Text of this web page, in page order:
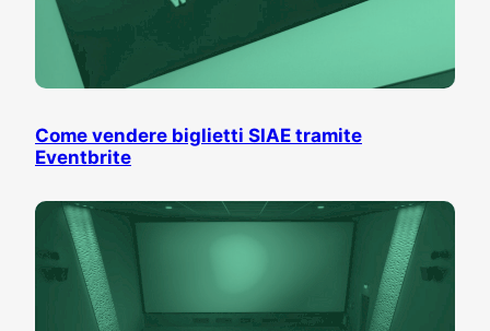
Come vendere biglietti SIAE tramite
Eventbrite